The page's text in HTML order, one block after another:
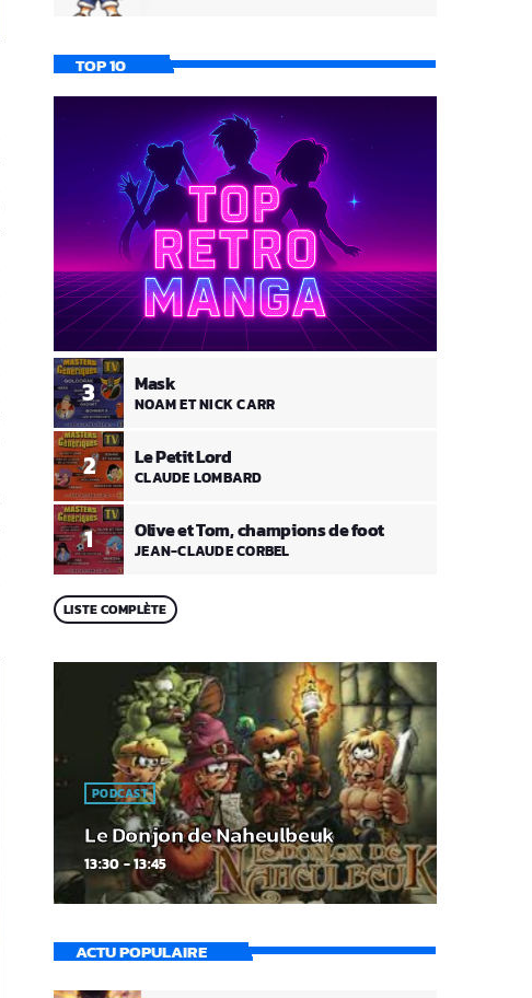
TOP 10
1 Olive et Tom, champions de foot
JEAN-CLAUDE CORBEL
2 Le Petit Lord
CLAUDE LOMBARD
3 Mask
NOAM ET NICK CARR
LISTE COMPLÈTE
PODCAST
Le Donjon de Naheulbeuk
13:30 - 13:45
ACTU POPULAIRE